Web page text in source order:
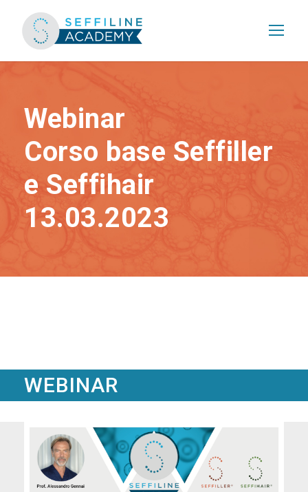
Webinar
Corso base Seffiller
e Seffihair
13.03.2023
WEBINAR